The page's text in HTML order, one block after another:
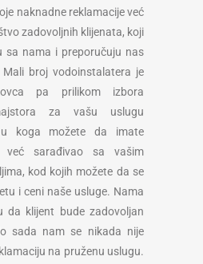
naknadne reklamacije već
zadovoljnih klijenata, koji
sa nama i preporučuju nas
broj vodoinstalatera je
pa prilikom izbora
za vašu uslugu
u koga možete da imate
već sarađivao sa vašim
kod kojih možete da se
i ceni naše usluge. Nama
da klijent bude zadovoljan
sada nam se nikada nije
na pruženu uslugu.